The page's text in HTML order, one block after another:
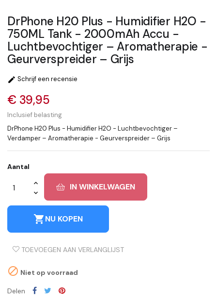
DrPhone H20 Plus - Humidifier H2O -
750ML Tank - 2000mAh Accu -
Luchtbevochtiger – Aromatherapie -
Geurverspreider – Grijs
 Schrijf een recensie
€ 39,95
Inclusief belasting
DrPhone H20 Plus - Humidifier H2O - Luchtbevochtiger –
Verdamper – Aromatherapie - Geurverspreider – Grijs
Aantal
IN WINKELWAGEN
shopping_cartNU KOPEN
TOEVOEGEN AAN VERLANGLIJST
 Niet op voorraad
Delen